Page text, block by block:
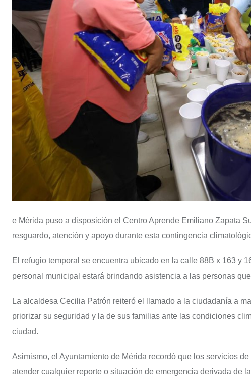
e Mérida puso a disposición el Centro Aprende Emiliano Zapata
resguardo, atención y apoyo durante esta contingencia
El refugio temporal se encuentra ubicado en la calle 88B x 163 y
personal municipal estará brindando asistencia a las personas
La alcaldesa Cecilia Patrón reiteró el llamado a la ciudadanía a
priorizar su seguridad y la de sus familias ante las condiciones
ciudad.
Asimismo, el Ayuntamiento de Mérida recordó que los servicios
atender cualquier reporte o situación de emergencia derivada de